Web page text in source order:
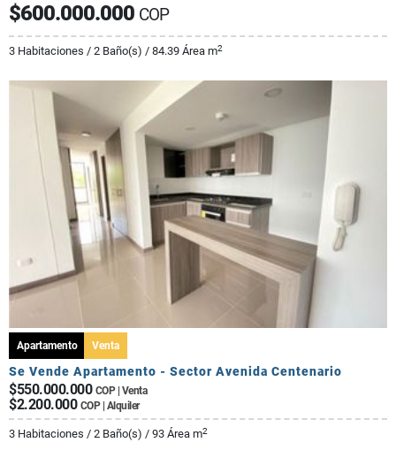
$600.000.000 COP
3 Habitaciones / 2 Baño(s) / 84.39 Área m2
Apartamento Venta
Se Vende Apartamento - Sector Avenida Centenario
$550.000.000 COP | Venta
$2.200.000 COP | Alquiler
3 Habitaciones / 2 Baño(s) / 93 Área m2